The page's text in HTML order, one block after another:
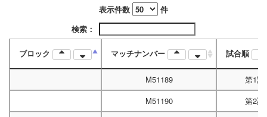
表示件数
件
検索：
ブロック マッチナンバー 試合順
M51189
第1試
M51190
第2試